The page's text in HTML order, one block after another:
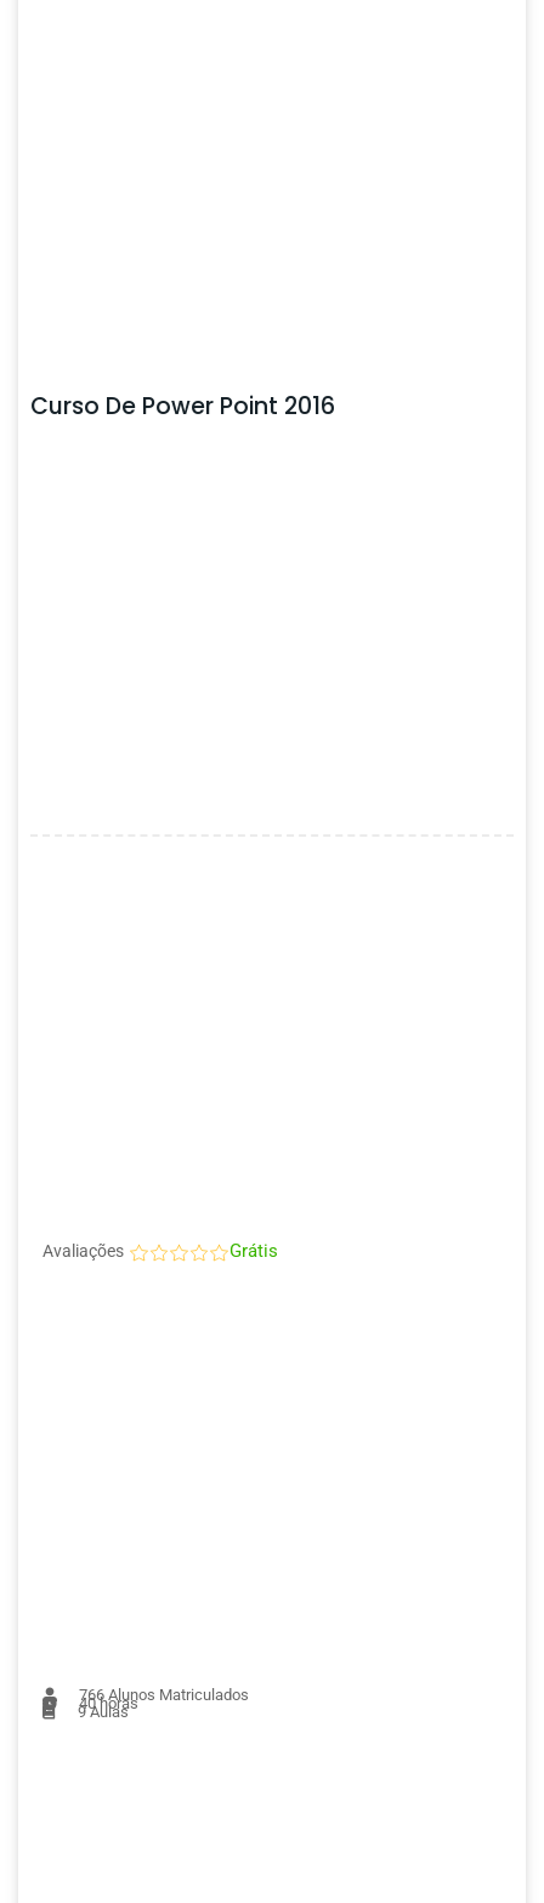
Curso De Power Point 2016
Avaliações Grátis
766 Alunos Matriculados
40 horas
9Aulas